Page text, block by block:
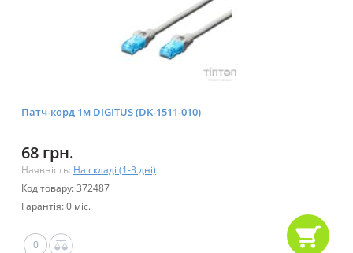
Патч-корд 1м DIGITUS (DK-1511-010)
68 грн.
Наявність: На складі (1-3 дні)
Код товару: 372487
Гарантія: 0 міс.
0